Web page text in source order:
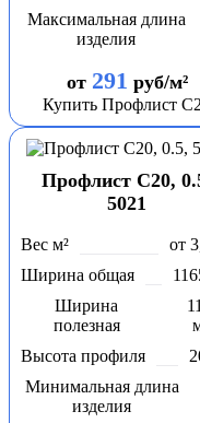
Максимальная длина
изделия
от 291 руб/м²
Купить Профлист
Профлист С20,
5021
Вес м²
от
Ширина общая
Ширина
полезная
Высота профиля
Минимальная длина
изделия